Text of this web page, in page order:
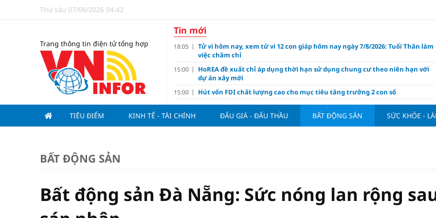
Thứ sáu 07/08/2026 04:42
Trang thông tin điện tử tổng hợp
Tin mới
18:05
Tử vi hôm nay, xem tử vi 12 con giáp hôm nay ngày 7/8/2026: Tuổi Thân làm
việc chăm chỉ
15:00
HoREA đề xuất chỉ áp dụng thời hạn sử dụng chung cư theo niên hạn với
dự án xây mới
15:00 Hút vốn FDI chất lượng cao cho mục tiêu tăng trưởng 2 con số
13:15 Động lực nào để Việt Nam hiện thực hóa mục tiêu tăng trưởng 10%?
13:00 Nghiên cứu tính tiền gửi Kho bạc vào nguồn vốn huy động của ngân hàng
nảy lửa của Hoàng Hên
09:15 Đề xuất đưa kim cương vào ngành nghề kinh doanh có điều kiện như vàng
TIÊU ĐIỂM KINH TẾ - TÀI CHÍNH ĐẤU GIÁ - ĐẤU THẦU BẤT ĐỘNG SẢN SỨC KHỎE -
BẤT ĐỘNG SẢN
Bất động sản Đà Nẵng: Sức nóng lan rộng